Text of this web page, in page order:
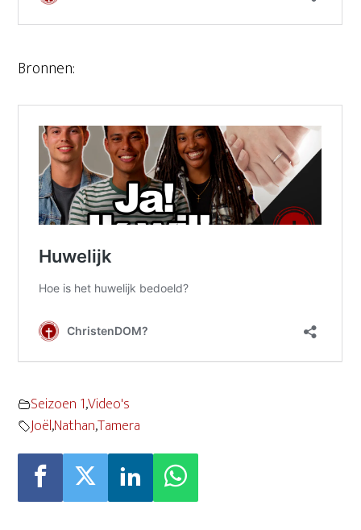
Bronnen:
Seizoen 1,Video's
Joël,Nathan,Tamera